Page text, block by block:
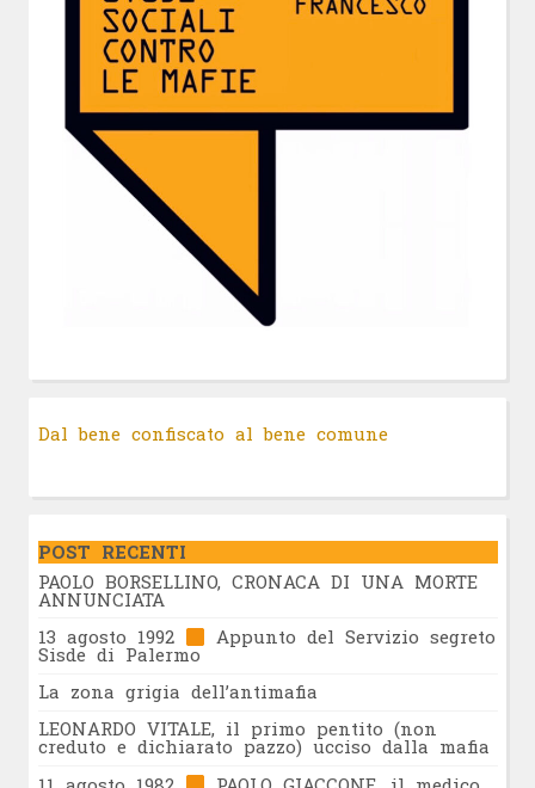
Dal bene confiscato al bene comune
POST RECENTI
PAOLO BORSELLINO, CRONACA DI UNA MORTE
ANNUNCIATA
13 agosto 1992
Appunto del Servizio segreto
Sisde di Palermo
La zona grigia dell’antimafia
LEONARDO VITALE, il primo pentito (non
creduto e dichiarato pazzo) ucciso dalla mafia